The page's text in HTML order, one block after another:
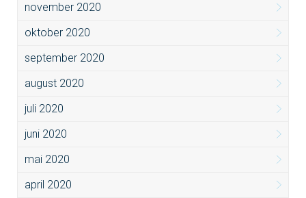
november 2020
oktober 2020
september 2020
august 2020
juli 2020
juni 2020
mai 2020
april 2020